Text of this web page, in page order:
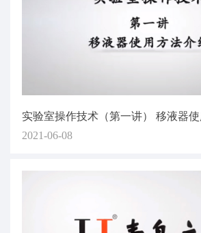
实验室操作技术（第一讲） 移液器
2021-06-08